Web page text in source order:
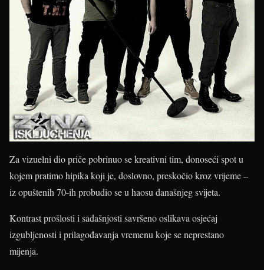
Za vizuelni dio priče pobrinuo se kreativni tim, donoseći spot u
kojem pratimo hipika koji je, doslovno, preskočio kroz vrijeme –
iz opuštenih 70-ih probudio se u haosu današnjeg svijeta.
Kontrast prošlosti i sadašnjosti savršeno oslikava osjećaj
izgubljenosti i prilagođavanja vremenu koje se neprestano
mijenja.